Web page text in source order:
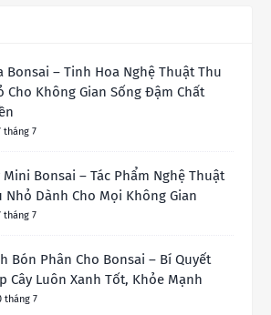
Bonsai – Tinh Hoa Nghệ Thuật Thu
Cho Không Gian Sống Đậm Chất
tháng 7
Mini Bonsai – Tác Phẩm Nghệ Thuật
Nhỏ Dành Cho Mọi Không Gian
tháng 7
Bón Phân Cho Bonsai – Bí Quyết
Cây Luôn Xanh Tốt, Khỏe Mạnh
tháng 7